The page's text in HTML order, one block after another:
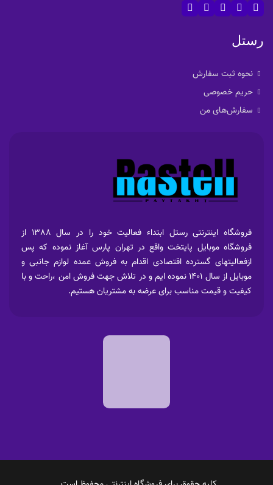
رستل
نحوه ثبت سفارش
حریم خصوصی
سفارش‌های من
فروشگاه اینترنتی رستل ابتداء فعالیت خود را در سال 1388 از
فروشگاه موبایل پایتخت واقع در تهران پارس آغاز نموده که پس
ازفعالیتهای گسترده اقتصادی اقدام به فروش عمده لوازم جانبی و
موبایل از سال 1401 نموده ایم و در تلاش جهت فروش امن ،راحت و با
کیفیت و قیمت مناسب برای عرضه به مشتریان هستیم.